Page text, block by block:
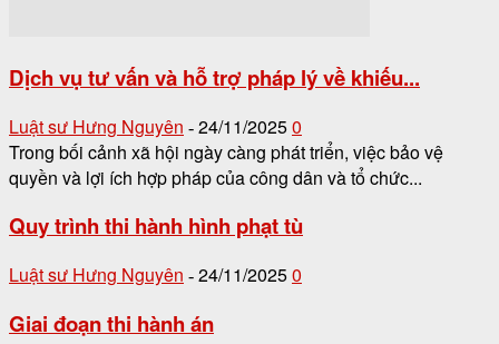
Dịch vụ tư vấn và hỗ trợ pháp lý về khiếu...
Luật sư Hưng Nguyên - 24/11/20250
Trong bối cảnh xã hội ngày càng phát triển, việc bảo vệ
quyền và lợi ích hợp pháp của công dân và tổ chức...
Quy trình thi hành hình phạt tù
Luật sư Hưng Nguyên - 24/11/20250
Giai đoạn thi hành án